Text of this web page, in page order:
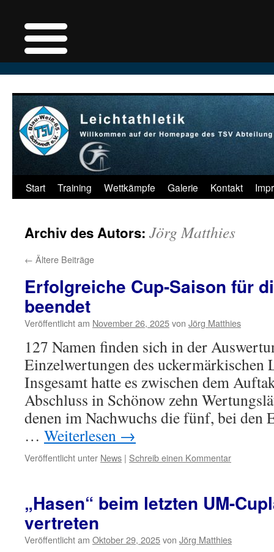
springen
Start Training Wettkämpfe Galerie Kontakt
Archiv des Autors: Jörg Matthies
← Ältere Beiträge
Erfolgreiche Cup-Saison für
beendet
Veröffentlicht am November 26, 2025von Jörg Matthies
127 Namen finden sich in der
Einzelwertungen des uckermärkischen
Insgesamt hatte es zwischen dem
Abschluss in Schönow zehn
denen im Nachwuchs die fünf, bei den
… Weiterlesen →
Veröffentlicht unter News | Schreib einen Kommentar
„Hasen“ beim letzten UM-
vertreten
Veröffentlicht am Oktober 29, 2025von Jörg Matthies